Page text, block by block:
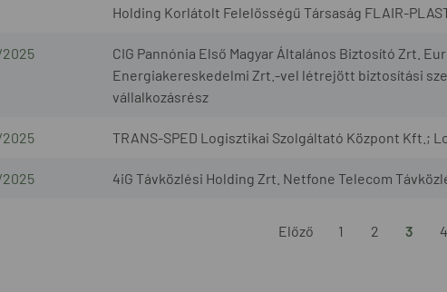
Holding Korlátolt Felelősségű Társaság FLAIR-
CIG Pannónia Első Magyar Általános Biztosító Zrt.
Energiakereskedelmi Zrt.-vel létrejött biztosítási
vállalkozásrész
TRANS-SPED Logisztikai Szolgáltató Központ Kft.;
4iG Távközlési Holding Zrt. Netfone Telecom
Előző 1 2 3 4